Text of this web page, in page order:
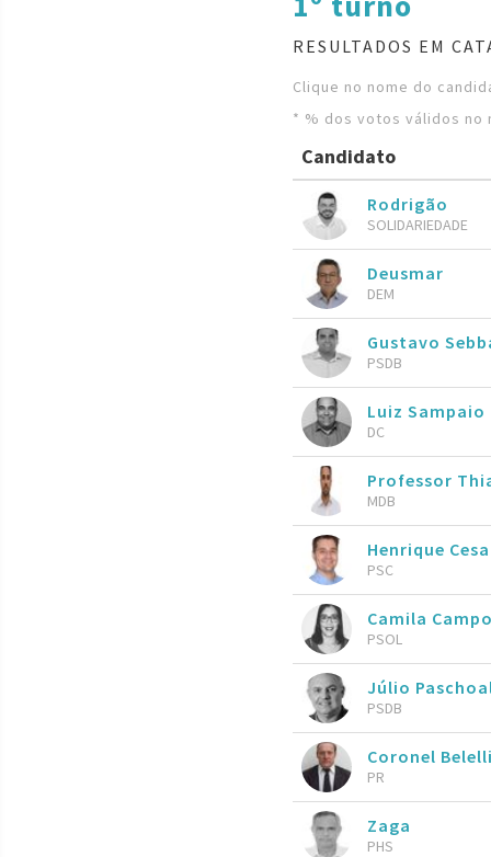
RESULTADOS EM
Clique no nome do
* % dos votos válidos no
Candidato
Rodrigão
SOLIDARIEDADE
Deusmar
DEM
Gustavo
PSDB
Luiz Sampaio
DC
Professor
MDB
Henrique
PSC
Camila
PSOL
Júlio
PSDB
Coronel
PR
Zaga
PHS